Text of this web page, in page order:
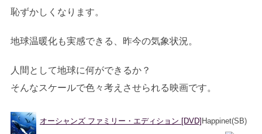
恥ずかしくなります。
地球温暖化も実感できる、昨今の気象状況。
人間として地球に何ができるか？
そんなスケールで色々考えさせられる映画です。
オーシャンズ ファミリー・エディション [DVD] Happinet(SB)